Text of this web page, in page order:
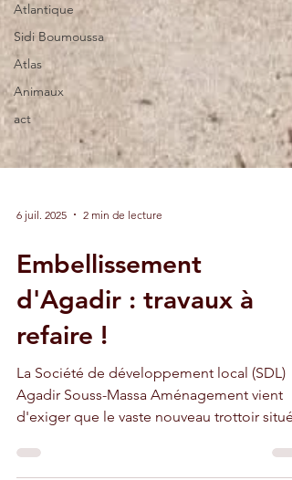
Atlantique
Sidi Boumoussa
Atlas
Animaux
act
6 juil. 2025 2 min de lecture
Embellissement
d'Agadir : travaux à
refaire !
La Société de développement local (SDL)
d'exiger que le vaste nouveau trottoir situé